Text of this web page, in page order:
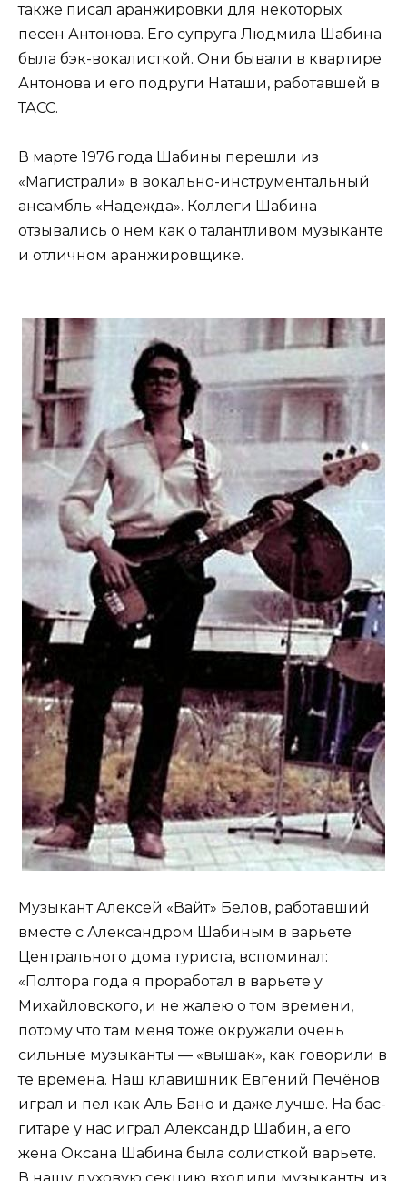
также писал аранжировки для некоторых
песен Антонова. Его супруга Людмила Шабина
была бэк-вокалисткой. Они бывали в квартире
Антонова и его подруги Наташи, работавшей в
ТАСС.
В марте 1976 года Шабины перешли из
«Магистрали» в вокально-инструментальный
ансамбль «Надежда». Коллеги Шабина
отзывались о нем как о талантливом музыканте
и отличном аранжировщике.
Музыкант Алексей «Вайт» Белов, работавший
вместе с Александром Шабиным в варьете
Центрального дома туриста, вспоминал:
«Полтора года я проработал в варьете у
Михайловского, и не жалею о том времени,
потому что там меня тоже окружали очень
сильные музыканты — «вышак», как говорили в
те времена. Наш клавишник Евгений Печёнов
играл и пел как Аль Бано и даже лучше. На бас-
гитаре у нас играл Александр Шабин, а его
жена Оксана Шабина была солисткой варьете.